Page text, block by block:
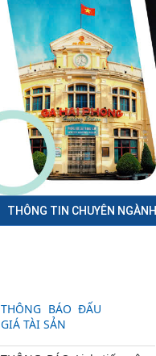
THÔNG TIN CHUYÊN NGÀNH
THÔNG BÁO ĐẤU
GIÁ TÀI SẢN